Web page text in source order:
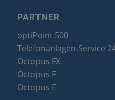
PARTNER
optiPoint 500
Telefonanlagen Service
Octopus FX
Octopus F
Octopus E